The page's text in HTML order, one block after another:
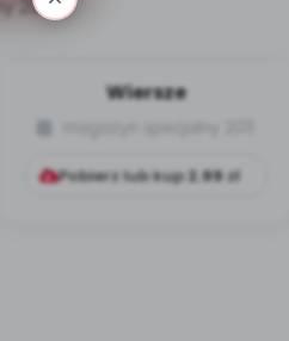
2011
Wiersze
Pobierz lub kup2.99zł